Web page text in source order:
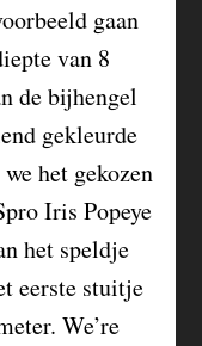
gaan
van 8
de bijhengel
gekleurde
het gekozen
Iris Popeye
het speldje
eerste stuitje
We’re